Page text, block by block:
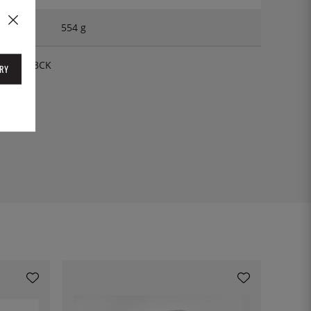
554 g